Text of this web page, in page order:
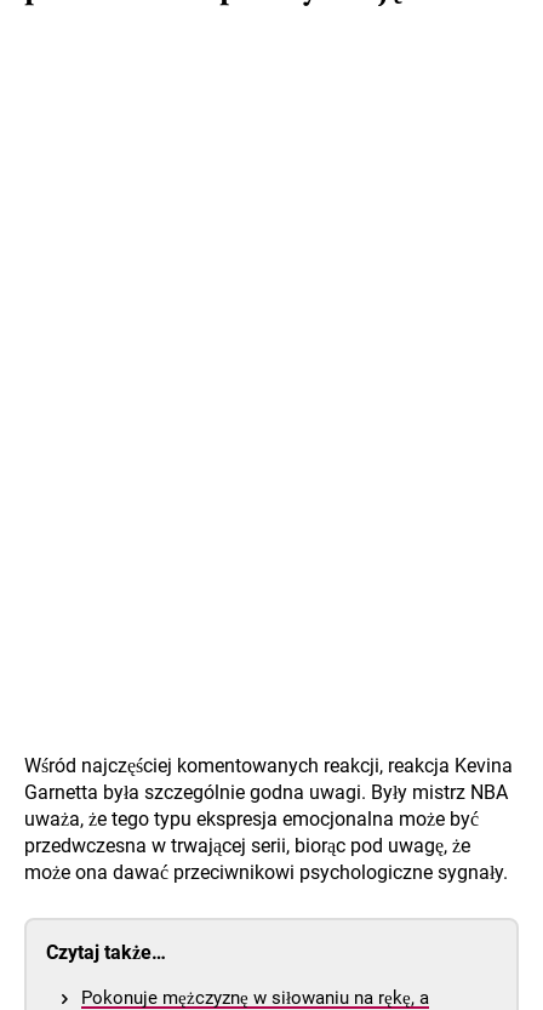
Wśród najczęściej komentowanych reakcji, reakcja Kevina
Garnetta była szczególnie godna uwagi. Były mistrz NBA
uważa, że tego typu ekspresja emocjonalna może być
przedwczesna w trwającej serii, biorąc pod uwagę, że
może ona dawać przeciwnikowi psychologiczne sygnały.
Czytaj także…
Pokonuje mężczyznę w siłowaniu na rękę, a